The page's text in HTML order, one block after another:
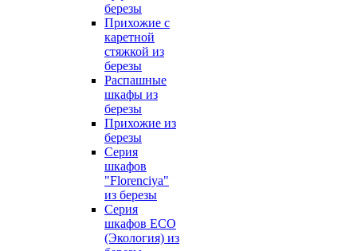
березы
Прихожие с
каретной
стяжкой из
березы
Распашные
шкафы из
березы
Прихожие из
березы
Серия
шкафов
"Florenciya"
из березы
Серия
шкафов ECO
(Экология) из